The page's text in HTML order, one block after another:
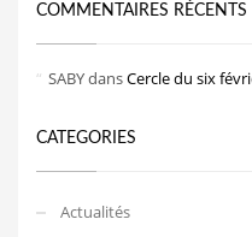
COMMENTAIRES RÉCENTS
SABYdansCercle du six
CATEGORIES
Actualités